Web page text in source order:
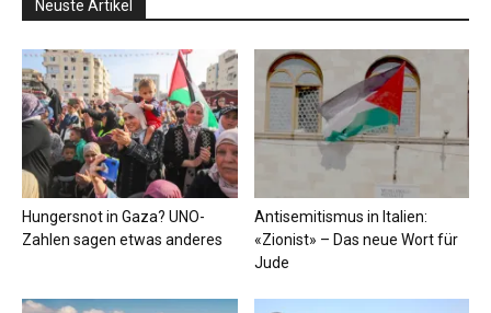
Neuste Artikel
Hungersnot in Gaza? UNO-
Zahlen sagen etwas anderes
Antisemitismus in Italien:
«Zionist» – Das neue Wort für
Jude